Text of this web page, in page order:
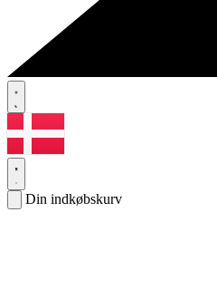
Din indkøbskurv